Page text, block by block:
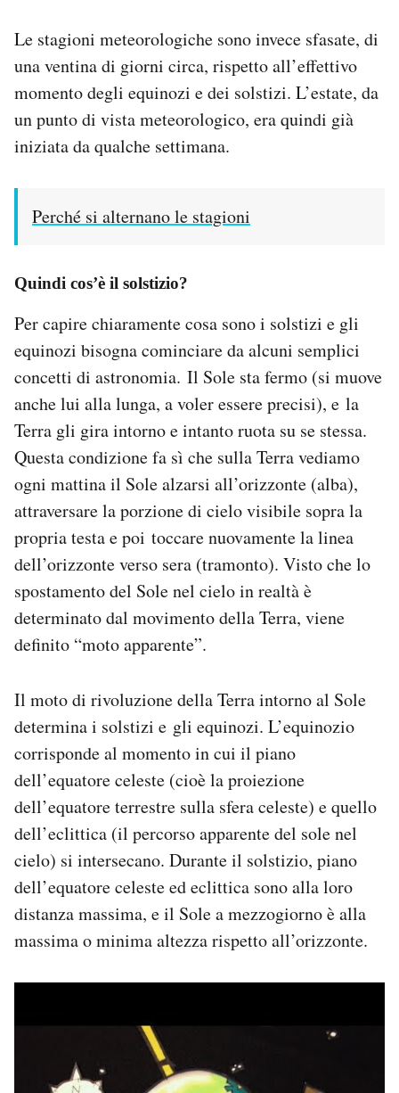
Le stagioni meteorologiche sono invece sfasate, di
una ventina di giorni circa, rispetto all’effettivo
momento degli equinozi e dei solstizi. L’estate, da
un punto di vista meteorologico, era quindi già
iniziata da qualche settimana.
Perché si alternano le stagioni
Quindi cos’è il solstizio?
Per capire chiaramente cosa sono i solstizi e gli
equinozi bisogna cominciare da alcuni semplici
concetti di astronomia. Il Sole sta fermo (si muove
anche lui alla lunga, a voler essere precisi), e la
Terra gli gira intorno e intanto ruota su se stessa.
Questa condizione fa sì che sulla Terra vediamo
ogni mattina il Sole alzarsi all’orizzonte (alba),
attraversare la porzione di cielo visibile sopra la
propria testa e poi toccare nuovamente la linea
dell’orizzonte verso sera (tramonto). Visto che lo
spostamento del Sole nel cielo in realtà è
determinato dal movimento della Terra, viene
definito “moto apparente”.
Il moto di rivoluzione della Terra intorno al Sole
determina i solstizi e gli equinozi. L’equinozio
corrisponde al momento in cui il piano
dell’equatore celeste (cioè la proiezione
dell’equatore terrestre sulla sfera celeste) e quello
dell’eclittica (il percorso apparente del sole nel
cielo) si intersecano. Durante il solstizio, piano
dell’equatore celeste ed eclittica sono alla loro
distanza massima, e il Sole a mezzogiorno è alla
massima o minima altezza rispetto all’orizzonte.